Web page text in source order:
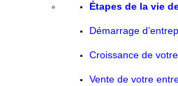
Étapes de la vie
Démarrage
Croissance de
Vente de votre